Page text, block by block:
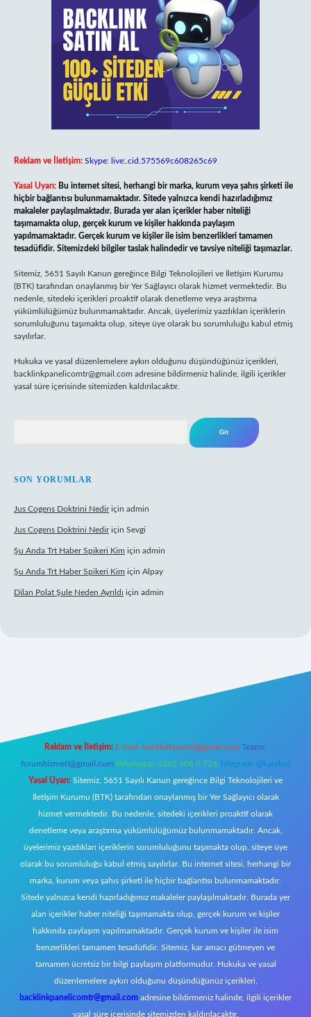
Reklam ve İletişim: Skype: live:.cid.575569c608265c69
Yasal Uyarı: Bu internet sitesi, herhangi bir marka, kurum veya şahıs şirketi ile
hiçbir bağlantısı bulunmamaktadır. Sitede yalnızca kendi hazırladığımız
makaleler paylaşılmaktadır. Burada yer alan içerikler haber niteliği
taşımamakta olup, gerçek kurum ve kişiler hakkında paylaşım
yapılmamaktadır. Gerçek kurum ve kişiler ile isim benzerlikleri tamamen
tesadüfidir. Sitemizdeki bilgiler taslak halindedir ve tavsiye niteliği taşımazlar.
Sitemiz, 5651 Sayılı Kanun gereğince Bilgi Teknolojileri ve İletişim Kurumu
(BTK) tarafından onaylanmış bir Yer Sağlayıcı olarak hizmet vermektedir. Bu
nedenle, sitedeki içerikleri proaktif olarak denetleme veya araştırma
yükümlülüğümüz bulunmamaktadır. Ancak, üyelerimiz yazdıkları içeriklerin
sorumluluğunu taşımakta olup, siteye üye olarak bu sorumluluğu kabul etmiş
sayılırlar.
Hukuka ve yasal düzenlemelere aykırı olduğunu düşündüğünüz içerikleri,
backlinkpanelicomtr@gmail.com adresine bildirmeniz halinde, ilgili içerikler
yasal süre içerisinde sitemizden kaldırılacaktır.
SON YORUMLAR
Jus Cogens Doktrini Nediriçin admin
Jus Cogens Doktrini Nediriçin Sevgi
Şu Anda Trt Haber Spikeri Kim için admin
Şu Anda Trt Haber Spikeri Kim için Alpay
Dilan Polat Şule Neden Ayrıldı için admin
Reklam ve İletişim: E-mail: backlinkpaneli@gmail.com Teams:
forumhizmeti@gmail.com Whatsapp: 0262 606 0 726 Telegram: @karabul
Yasal Uyarı: Sitemiz, 5651 Sayılı Kanun gereğince Bilgi Teknolojileri ve
İletişim Kurumu (BTK) tarafından onaylanmış bir Yer Sağlayıcı olarak
hizmet vermektedir. Bu nedenle, sitedeki içerikleri proaktif olarak
denetleme veya araştırma yükümlülüğümüz bulunmamaktadır. Ancak,
üyelerimiz yazdıkları içeriklerin sorumluluğunu taşımakta olup, siteye üye
olarak bu sorumluluğu kabul etmiş sayılırlar. Bu internet sitesi, herhangi bir
marka, kurum veya şahıs şirketi ile hiçbir bağlantısı bulunmamaktadır.
Sitede yalnızca kendi hazırladığımız makaleler paylaşılmaktadır. Burada yer
alan içerikler haber niteliği taşımamakta olup, gerçek kurum ve kişiler
hakkında paylaşım yapılmamaktadır. Gerçek kurum ve kişiler ile isim
benzerlikleri tamamen tesadüfidir. Sitemiz, kar amacı gütmeyen ve
tamamen ücretsiz bir bilgi paylaşım platformudur. Hukuka ve yasal
düzenlemelere aykırı olduğunu düşündüğünüz içerikleri,
backlinkpanelicomtr@gmail.com adresine bildirmeniz halinde, ilgili içerikler
yasal süre içerisinde sitemizden kaldırılacaktır.